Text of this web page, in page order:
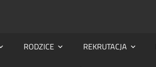
RODZICE REKRUTACJA